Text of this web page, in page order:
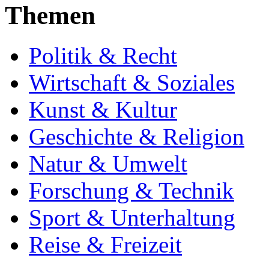
Themen
Politik & Recht
Wirtschaft & Soziales
Kunst & Kultur
Geschichte & Religion
Natur & Umwelt
Forschung & Technik
Sport & Unterhaltung
Reise & Freizeit